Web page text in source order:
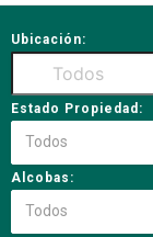
Ubicación:
Estado Propiedad:
Todos
Alcobas:
Todos